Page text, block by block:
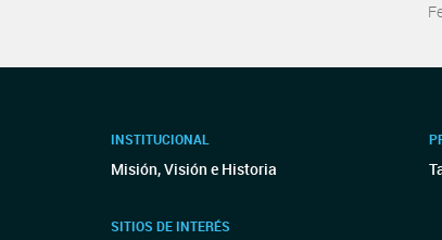
INSTITUCIONAL
Misión, Visión e Historia
SITIOS DE INTERÉS